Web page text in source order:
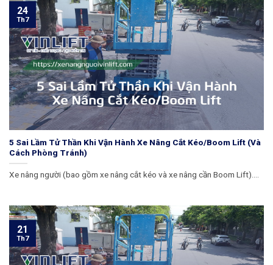
5 Sai Lầm Tử Thần Khi Vận Hành Xe Nâng Cắt Kéo/Boom Lift (Và
Cách Phòng Tránh)
Xe nâng người (bao gồm xe nâng cắt kéo và xe nâng cần Boom Lift)....
24
Th7
21
Th7